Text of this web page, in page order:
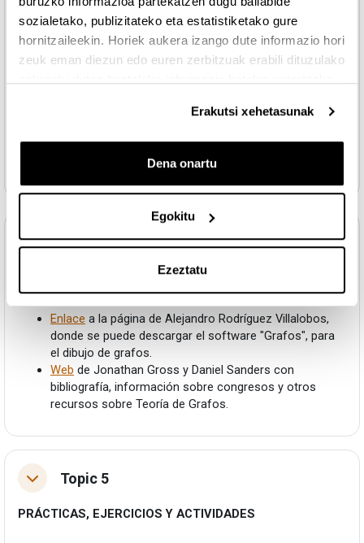
sozialetako, publizitateko eta estatistiketako gure
hornitzaileekin. Horiek aukera izango dute informazio hori
zeuk eman diezun edo euren zerbitzuak erabili dituzulako
Erakutsi xehetasunak
Dena onartu
Egokitu
Ezeztatu
Tema 7: Emparejamientos en Grafos
Fitxategia
TolestuTopic 4
Enlace a la página de Alejandro Rodríguez Villalobos,
donde se puede descargar el software "Grafos", para
el dibujo de grafos.
Web de Jonathan Gross y Daniel Sanders con
bibliografía, información sobre congresos y otros
recursos sobre Teoría de Grafos.
TolestuTopic 5
PRÁCTICAS, EJERCICIOS Y ACTIVIDADES